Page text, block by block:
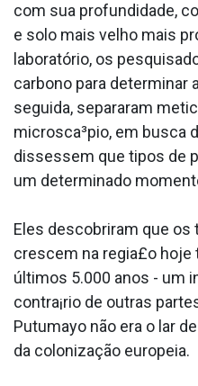
com sua profundidade,
e solo mais velho mais
laboratório, os
carbono para determinar
seguida, separaram
microsca³pio, em busca
dissessem que tipos de
um determinado
Eles descobriram que os
crescem na regia£o
últimos 5.000 anos - um
contra¡rio de outras
Putumayo não era o lar
da colonização europeia.